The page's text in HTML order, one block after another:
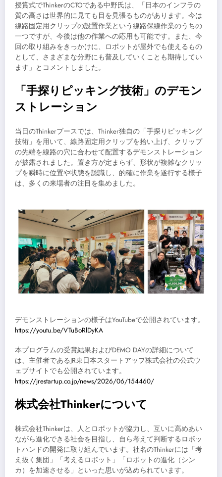
授賞式でThinkerのCTOである中野氏は、「日本のインフラの
質の高さは世界的に見ても目を見張るものがあります。今は
線路固定用クリップの設置作業という線路保線作業のうちの
一つですが、今後は他の作業への応用も可能です。また、今
回の取り組みをきっかけに、ロボットが屋外でも使えるもの
として、さまざまな分野にも普及していくことも期待してい
ます」とコメントしました。
「手探りピッキング技術」のデモン
ストレーション
当日のThinkerブースでは、Thinker独自の「手探りピッキング
技術」を用いて、線路固定用クリップを拾い上げ、クリップ
の先端を線路の穴に合わせて配置するデモンストレーション
が披露されました。置き方が定まらず、形状が複雑なクリッ
プを瞬時に位置や状態を認識し、的確に作業を遂行する様子
は、多くの来場者の注目を集めました。
デモンストレーションの様子はYouTubeで公開されています。
https://youtu.be/VTuBoRlDyKA
本プログラムの受賞結果およびDEMO DAYの詳細について
は、主催者であるJR東日本スタートアップ株式会社の公式ウ
ェブサイトでも公開されています。
https://jrestartup.co.jp/news/2026/06/154460/
株式会社Thinkerについて
株式会社Thinkerは、人とロボットが協力し、互いに高めあい
ながら進化できる社会を目指し、自ら考えて判断するロボッ
トハンドの開発に取り組んでいます。社名のThinkerには「考
え抜く集団」「考えるロボット」「ロボットの進化（シン
カ）を加速させる」といった思いが込められています。